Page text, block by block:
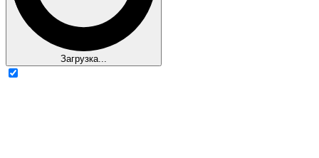
Загрузка...